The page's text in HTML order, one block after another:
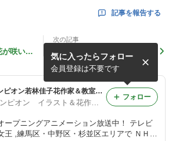
記事を報告する
が咲い
次の記事
今年の連休お家時間を利用し
て キャンドルとアロマの香
りで癒されて
テレビチャンピオン若林佳子花作家＆教室 はちみつブログ
ープニングアニメーション放送中！ テレビ
王 ,練馬区・中野区・杉並区エリアで ＮＨＫ
気に入ったらフォロー
会員登録は不要です
フォロー